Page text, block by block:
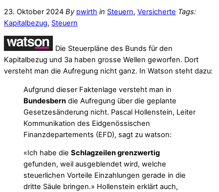
23. Oktober 2024 By pwirth in Steuern, Versicherte Tags:
Kapitalbezug, Steuern
Die Steuerpläne des Bunds für den
Kapitalbezug und 3a haben grosse Wellen geworfen. Dort
versteht man die Aufregung nicht ganz. In Watson steht dazu:
Aufgrund dieser Faktenlage versteht man in
Bundesbern die Aufregung über die geplante
Gesetzesänderung nicht. Pascal Hollenstein, Leiter
Kommunikation des Eidgenössischen
Finanzdepartements (EFD), sagt zu watson:
«Ich habe die Schlagzeilen grenzwertig
gefunden, weil ausgeblendet wird, welche
steuerlichen Vorteile Einzahlungen gerade in die
dritte Säule bringen.» Hollenstein erklärt auch,